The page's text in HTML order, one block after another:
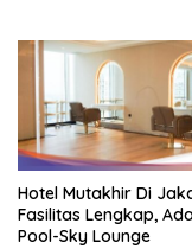
Hotel Mutakhir Di
Fasilitas Lengkap,
Pool-Sky Lounge